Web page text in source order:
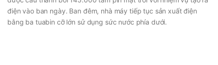
điện vào ban ngày. Ban đêm, nhà máy tiếp tục sản xuất điện
bằng ba tuabin cỡ lớn sử dụng sức nước phía dưới.